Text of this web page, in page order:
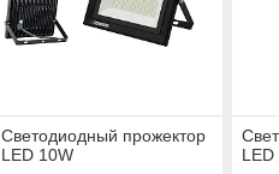
Светодиодный прожектор
LED 10W
LED